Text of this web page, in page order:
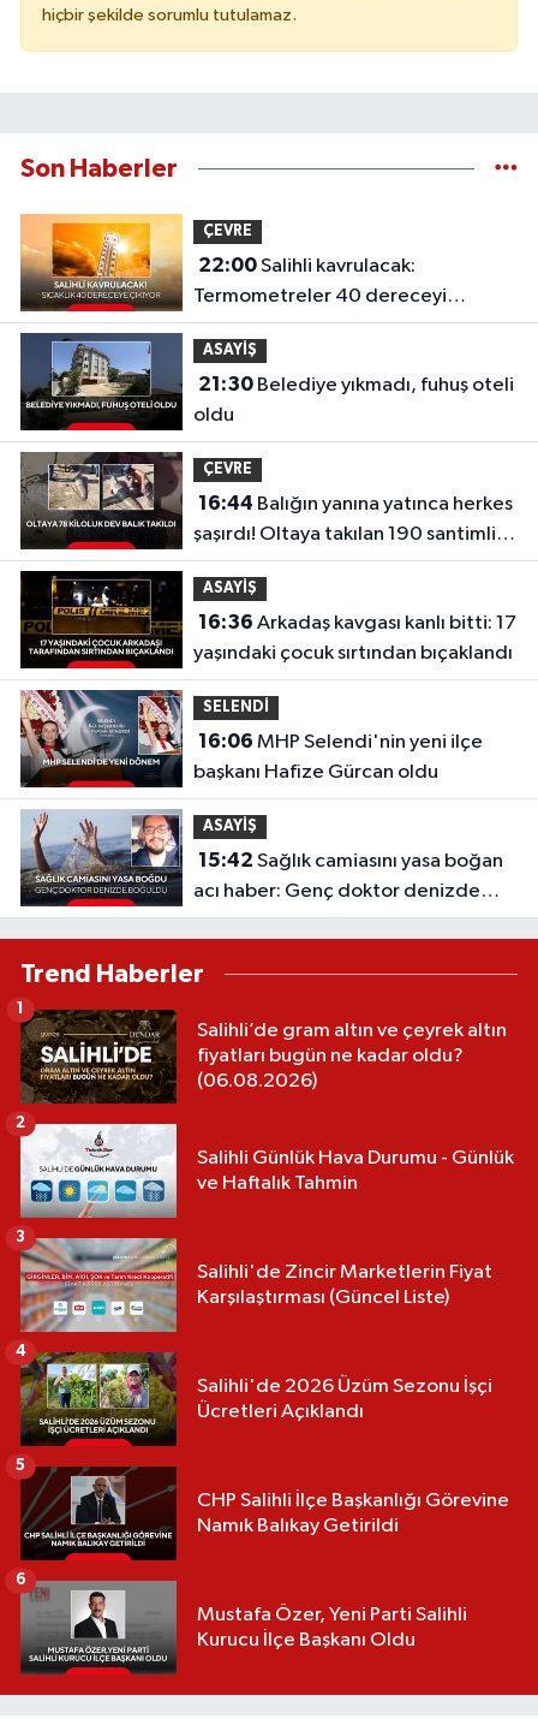
hiçbir şekilde sorumlu tutulamaz.
Son Haberler
ÇEVRE
22:00Salihli kavrulacak:
Termometreler 40 dereceyi
gösterecek
ASAYİŞ
21:30Belediye yıkmadı, fuhuş oteli
oldu
ÇEVRE
16:44
şaşırdı! Oltaya takılan 190 santimlik
dev yayın balığı
ASAYİŞ
16:36
yaşındaki çocuk sırtından bıçaklandı
SELENDİ
16:06
başkanı Hafize Gürcan oldu
ASAYİŞ
15:42
acı haber: Genç doktor denizde
boğuldu
Trend Haberler
Salihli’de gram altın ve çeyrek altın
fiyatları bugün ne kadar oldu?
(06.08.2026)
1
Salihli Günlük Hava Durumu - Günlük
ve Haftalık Tahmin
2
Salihli'de Zincir Marketlerin Fiyat
Karşılaştırması (Güncel Liste)
3
Salihli'de 2026 Üzüm Sezonu İşçi
Ücretleri Açıklandı
4
CHP Salihli İlçe Başkanlığı Görevine
Namık Balıkay Getirildi
5
Mustafa Özer, Yeni Parti Salihli
Kurucu İlçe Başkanı Oldu
6